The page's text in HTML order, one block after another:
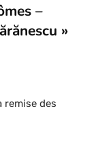
–
»
remise des